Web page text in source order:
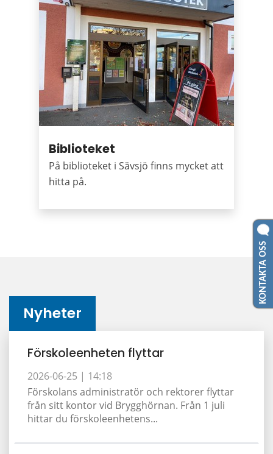
Biblioteket
På biblioteket i Sävsjö finns mycket att
hitta på.
Nyheter
Förskoleenheten flyttar
2026-06-25 | 14:18
Förskolans administratör och rektorer flyttar
från sitt kontor vid Brygghörnan. Från 1 juli
hittar du förskoleenhetens...
KONTAKTA OSS